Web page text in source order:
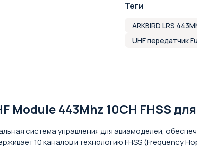
Теги
ARKBIRD LRS
UHF передатчик
Module 443Mhz 10CH FHSS
система управления для авиамоделей,
10 каналов и технологию FHSS (Frequency